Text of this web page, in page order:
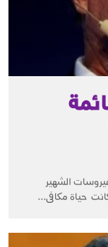
الشهير